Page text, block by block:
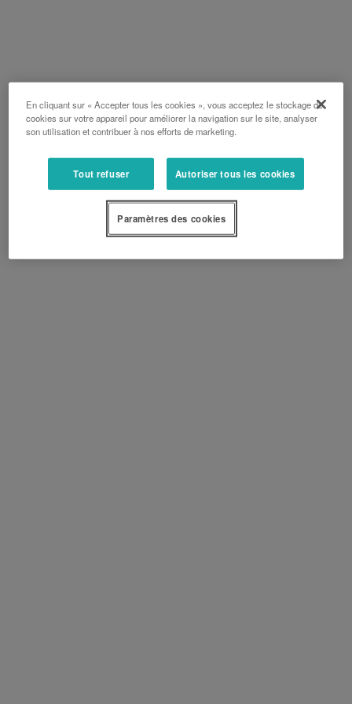
En cliquant sur « Accepter tous les cookies », vous acceptez le stockage de
cookies sur votre appareil pour améliorer la navigation sur le site, analyser
son utilisation et contribuer à nos efforts de marketing.
Tout refuser Autoriser tous les cookies
Paramètres des cookies